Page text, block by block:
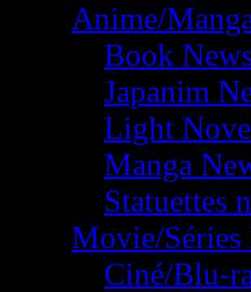
Anime/
Book
Japanim
Light
Manga
Statuettes
Movie/Séries
Ciné/Blu-